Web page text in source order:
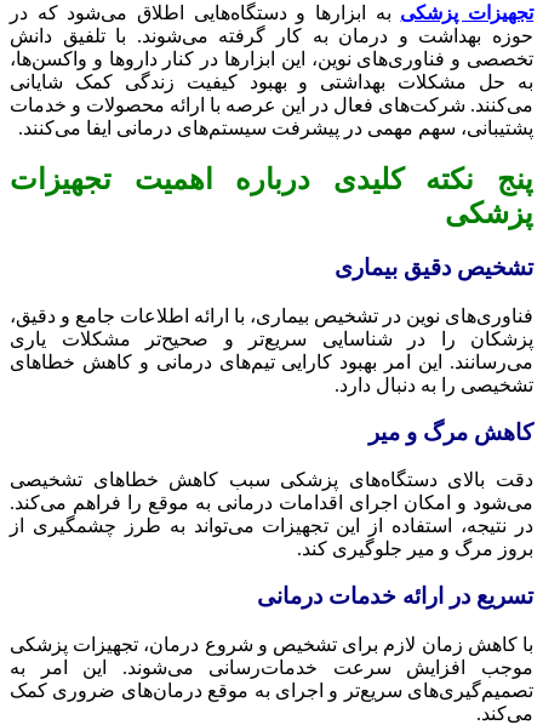
تجهیزات پزشکی به ابزارها و دستگاه‌هایی اطلاق می‌شود که در
حوزه بهداشت و درمان به کار گرفته می‌شوند. با تلفیق دانش
تخصصی و فناوری‌های نوین، این ابزارها در کنار داروها و واکسن‌ها،
به حل مشکلات بهداشتی و بهبود کیفیت زندگی کمک شایانی
می‌کنند. شرکت‌های فعال در این عرصه با ارائه محصولات و خدمات
پشتیبانی، سهم مهمی در پیشرفت سیستم‌های درمانی ایفا می‌کنند.
پنج نکته کلیدی درباره اهمیت تجهیزات
پزشکی
تشخیص دقیق بیماری
فناوری‌های نوین در تشخیص بیماری، با ارائه اطلاعات جامع و دقیق،
پزشکان را در شناسایی سریع‌تر و صحیح‌تر مشکلات یاری
می‌رسانند. این امر بهبود کارایی تیم‌های درمانی و کاهش خطاهای
تشخیصی را به دنبال دارد.
کاهش مرگ و میر
دقت بالای دستگاه‌های پزشکی سبب کاهش خطاهای تشخیصی
می‌شود و امکان اجرای اقدامات درمانی به موقع را فراهم می‌کند.
در نتیجه، استفاده از این تجهیزات می‌تواند به طرز چشمگیری از
بروز مرگ و میر جلوگیری کند.
تسریع در ارائه خدمات درمانی
با کاهش زمان لازم برای تشخیص و شروع درمان، تجهیزات پزشکی
موجب افزایش سرعت خدمات‌رسانی می‌شوند. این امر به
تصمیم‌گیری‌های سریع‌تر و اجرای به موقع درمان‌های ضروری کمک
می‌کند.